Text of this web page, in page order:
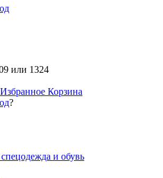
или 1324
Избранное Корзина
?
и обувь